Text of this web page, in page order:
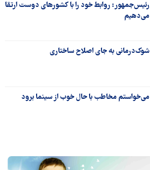
رئیس‌جمهور: روابط خود را با کشورهای دوست ارتقا
می‌دهیم
شوک‌درمانی به جای اصلاح ساختاری
می‌خواستم مخاطب با حال خوب از سینما برود